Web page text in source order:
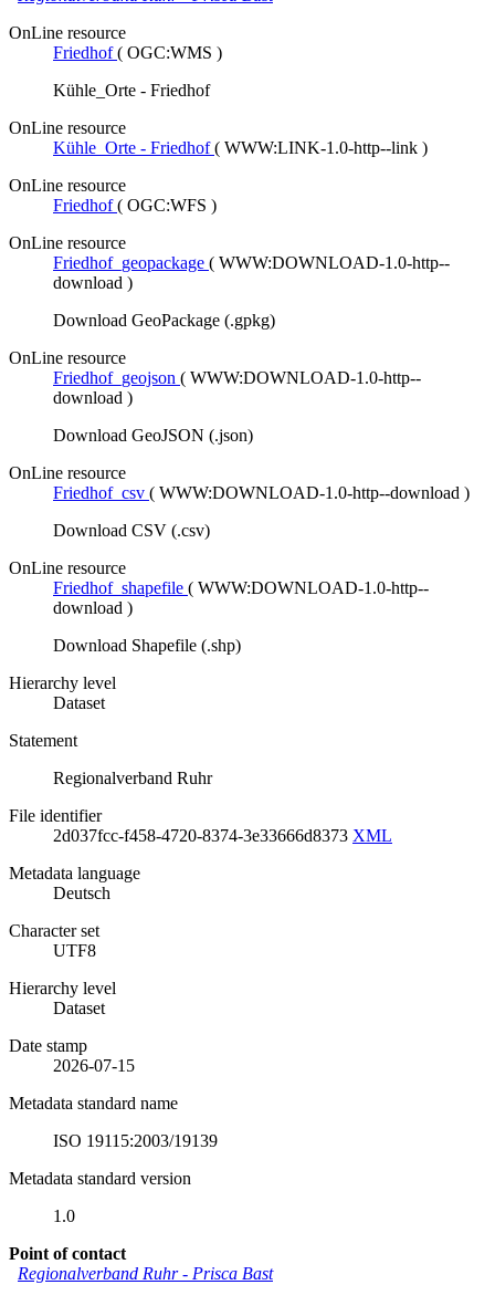
OnLine resource
Friedhof( OGC:WMS )
Kühle_Orte - Friedhof
OnLine resource
Kühle_Orte - Friedhof( WWW:LINK-1.0-http--link )
OnLine resource
Friedhof( OGC:WFS )
OnLine resource
Friedhof_geopackage ( WWW:DOWNLOAD-1.0-http--
download )
Download GeoPackage (.gpkg)
OnLine resource
Friedhof_geojson ( WWW:DOWNLOAD-1.0-http--
download )
Download GeoJSON (.json)
OnLine resource
Friedhof_csv ( WWW:DOWNLOAD-1.0-http--download )
Download CSV (.csv)
OnLine resource
Friedhof_shapefile ( WWW:DOWNLOAD-1.0-http--
download )
Download Shapefile (.shp)
Hierarchy level
Dataset
Statement
Regionalverband Ruhr
File identifier
2d037fcc-f458-4720-8374-3e33666d8373 XML
Metadata language
Deutsch
Character set
UTF8
Hierarchy level
Dataset
Date stamp
2026-07-15
Metadata standard name
ISO 19115:2003/19139
Metadata standard version
1.0
Point of contact
Regionalverband Ruhr- Prisca Bast